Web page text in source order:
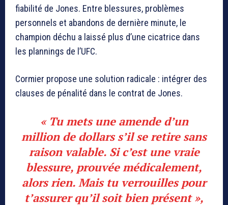
fiabilité de Jones. Entre blessures, problèmes
personnels et abandons de dernière minute, le
champion déchu a laissé plus d’une cicatrice dans
les plannings de l’UFC.
Cormier propose une solution radicale : intégrer des
clauses de pénalité dans le contrat de Jones.
« Tu mets une amende d’un
million de dollars s’il se retire sans
raison valable. Si c’est une vraie
blessure, prouvée médicalement,
alors rien. Mais tu verrouilles pour
t’assurer qu’il soit bien présent »,